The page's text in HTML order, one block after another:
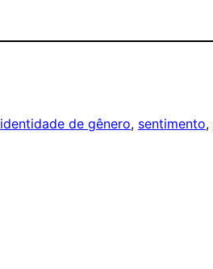
identidade de gênero, sentimento,